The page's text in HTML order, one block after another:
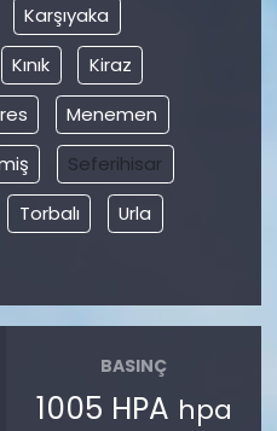
Karşıyaka
Kınık
Kiraz
Menemen
Seferihisar
Torbalı Urla
BASINÇ
1005 HPA hpa